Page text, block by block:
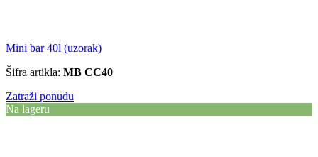
Mini bar 40l (uzorak)
Šifra artikla: MB CC40
Zatraži ponudu
Na lageru